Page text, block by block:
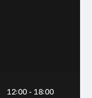
12:00 - 18:00